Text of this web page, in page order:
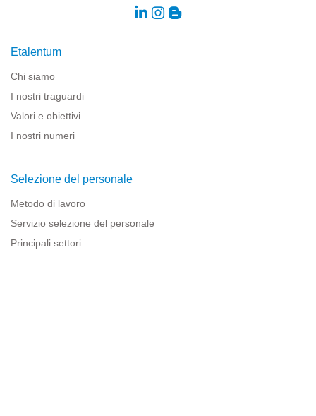
Etalentum
Chi siamo
I nostri traguardi
Valori e obiettivi
I nostri numeri
Selezione del personale
Metodo di lavoro
Servizio selezione del personale
Principali settori